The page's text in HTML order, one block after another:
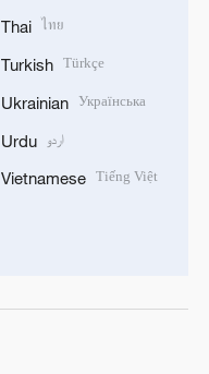
Thai ไทย
Turkish Türkçe
Ukrainian Українська
Urdu اردو
Vietnamese Tiếng Việt